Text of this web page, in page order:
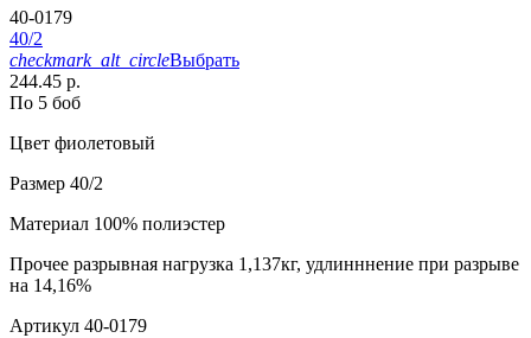
40-0179
40/2
checkmark_alt_circleВыбрать
244.45 р.
По 5 боб
Цвет фиолетовый
Размер 40/2
Материал 100% полиэстер
Прочее разрывная нагрузка 1,137кг, удлинннение при разрыве
на 14,16%
Артикул 40-0179